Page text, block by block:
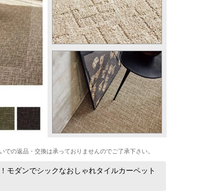
の返品・交換は承っておりませんのでご了承下さい。
モダンでシックなおしゃれタイルカーペット